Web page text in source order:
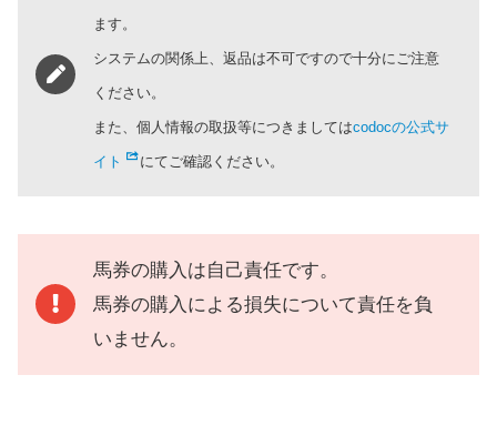
ます。
システムの関係上、返品は不可ですので十分にご注意
ください。
また、個人情報の取扱等につきましてはcodocの公式サ
イト にてご確認ください。
馬券の購入は自己責任です。
馬券の購入による損失について責任を負
いません。